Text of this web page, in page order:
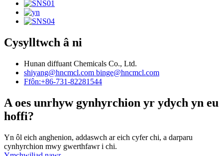
Cysylltwch â ni
Hunan diffuant Chemicals Co., Ltd.
shiyang@hncmcl.com binge@hncmcl.com
Ffôn:+86-731-82281544
A oes unrhyw gynhyrchion yr ydych yn eu
hoffi?
Yn ôl eich anghenion, addaswch ar eich cyfer chi, a darparu
cynhyrchion mwy gwerthfawr i chi.